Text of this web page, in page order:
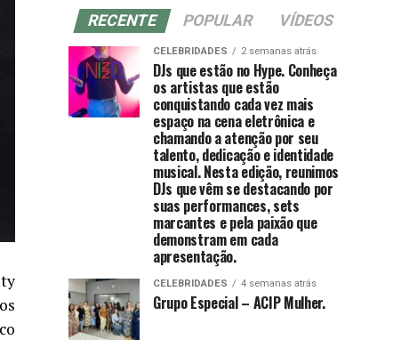
RECENTE POPULAR VÍDEOS
CELEBRIDADES 2 semanas atrás
DJs que estão no Hype. Conheça
os artistas que estão
conquistando cada vez mais
espaço na cena eletrônica e
chamando a atenção por seu
talento, dedicação e identidade
musical. Nesta edição, reunimos
DJs que vêm se destacando por
suas performances, sets
marcantes e pela paixão que
demonstram em cada
apresentação.
CELEBRIDADES 4 semanas atrás
Grupo Especial – ACIP Mulher.